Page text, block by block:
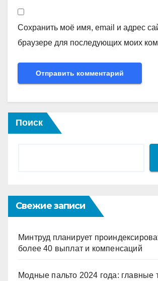
Сохранить моё имя, email и адрес
браузере для последующих моих
Поиск
Свежие записи
Минтруд планирует
более 40 выплат и компенсаций
Модные пальто 2024 года: главные